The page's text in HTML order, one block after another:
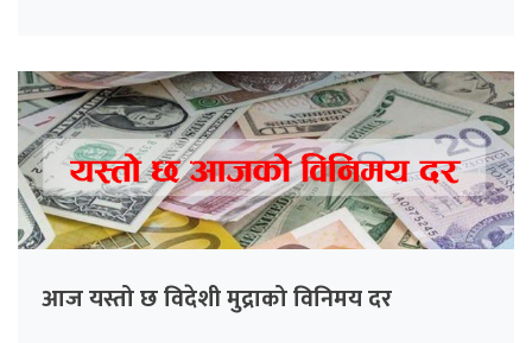
आज यस्तो छ विदेशी मुद्राको विनिमय दर